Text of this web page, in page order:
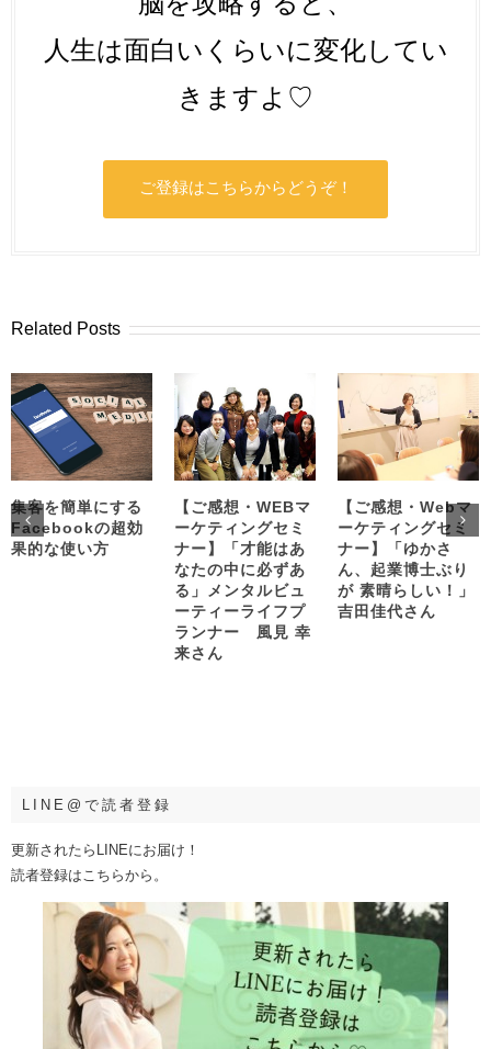
人生は面白いくらいに変化してい
きますよ♡
ご登録はこちらからどうぞ！
Related Posts
集客を簡単にする
Facebookの超効
果的な使い方
【ご感想・WEBマ
ーケティングセミ
ナー】「才能はあ
なたの中に必ずあ
る」メンタルビュ
ーティーライフプ
ランナー 風見 幸
来さん
【ご感想・Webマ
ーケティングセミ
ナー】「ゆかさ
ん、起業博士ぶり
が 素晴らしい！」
吉田佳代さん
LINE@で読者登録
更新されたらLINEにお届け！
読者登録はこちらから。